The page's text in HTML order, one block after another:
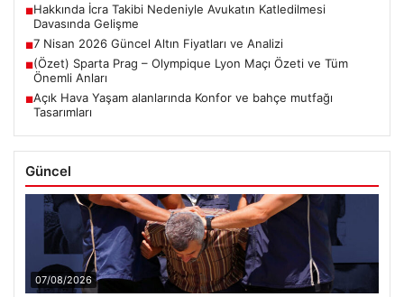
■Hakkında İcra Takibi Nedeniyle Avukatın Katledilmesi
Davasında Gelişme
■7 Nisan 2026 Güncel Altın Fiyatları ve Analizi
■(Özet) Sparta Prag – Olympique Lyon Maçı Özeti ve Tüm
Önemli Anları
■Açık Hava Yaşam alanlarında Konfor ve bahçe mutfağı
Tasarımları
Güncel
07/08/2026